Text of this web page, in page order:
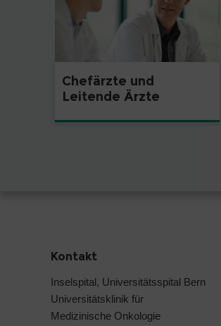
Chefärzte und
Leitende Ärzte
Kontakt
Inselspital, Universitätsspital Bern
Universitätsklinik für
Medizinische Onkologie